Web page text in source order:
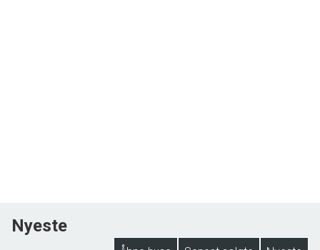
Nyeste